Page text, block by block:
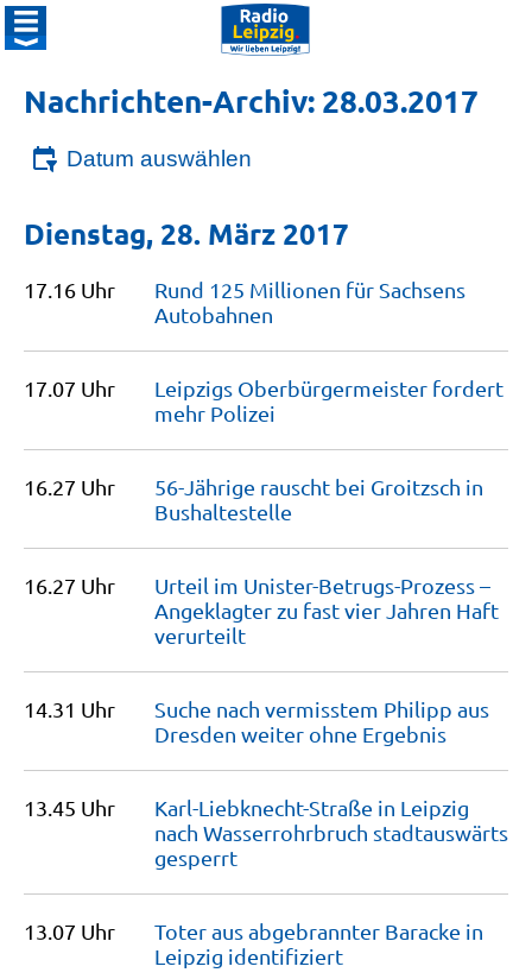
Nachrichten-Archiv: 28.03.2017
Datum auswählen
Dienstag, 28. März 2017
17.16 Uhr
Rund 125 Millionen für Sachsens
Autobahnen
17.07 Uhr
Leipzigs Oberbürgermeister fordert
mehr Polizei
16.27 Uhr
56-Jährige rauscht bei Groitzsch in
Bushaltestelle
16.27 Uhr
Urteil im Unister-Betrugs-Prozess –
Angeklagter zu fast vier Jahren Haft
verurteilt
14.31 Uhr
Suche nach vermisstem Philipp aus
Dresden weiter ohne Ergebnis
13.45 Uhr
Karl-Liebknecht-Straße in Leipzig
nach Wasserrohrbruch stadtauswärts
gesperrt
13.07 Uhr
Toter aus abgebrannter Baracke in
Leipzig identifiziert